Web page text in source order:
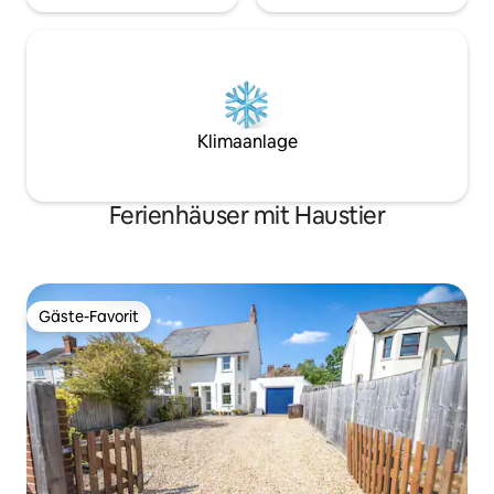
Klimaanlage
Ferienhäuser mit Haustier
Gäste-Favorit
Gäste-Favorit